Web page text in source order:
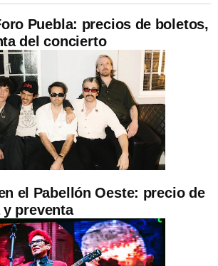
Puebla: precios de boletos,
del concierto
el Pabellón Oeste: precio de
preventa